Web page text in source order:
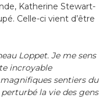
Katherine Stewart-
Celle-ci vient d’être
Loppet. Je me sens
incroyable
sentiers du
la vie des gens